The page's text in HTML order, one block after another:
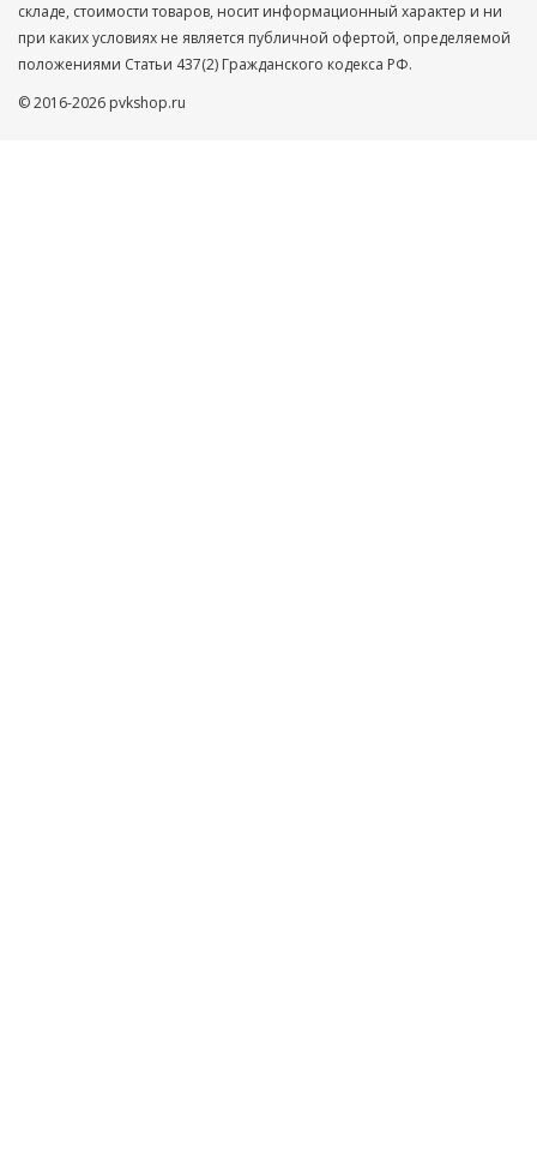
складе, стоимости товаров, носит информационный характер и ни
при каких условиях не является публичной офертой, определяемой
положениями Статьи 437(2) Гражданского кодекса РФ.
© 2016-2026 pvkshop.ru